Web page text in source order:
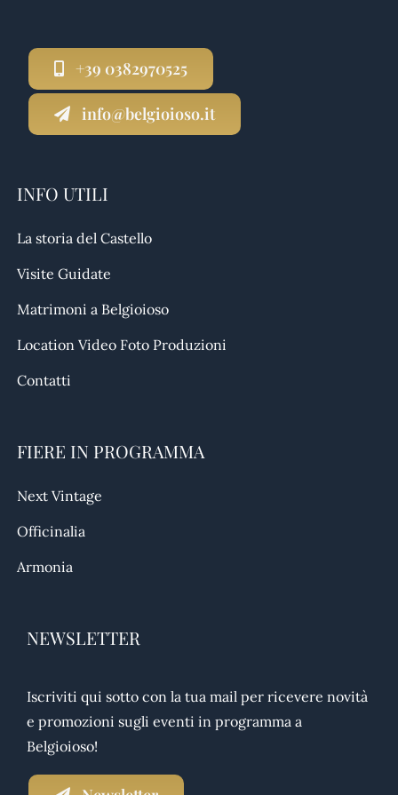
+39 0382970525
info@belgioioso.it
INFO UTILI
La storia del Castello
Visite Guidate
Matrimoni a Belgioioso
Location Video Foto Produzioni
Contatti
FIERE IN PROGRAMMA
Next Vintage
Officinalia
Armonia
NEWSLETTER
Iscriviti qui sotto con la tua mail per ricevere novità
e promozioni sugli eventi in programma a
Belgioioso!